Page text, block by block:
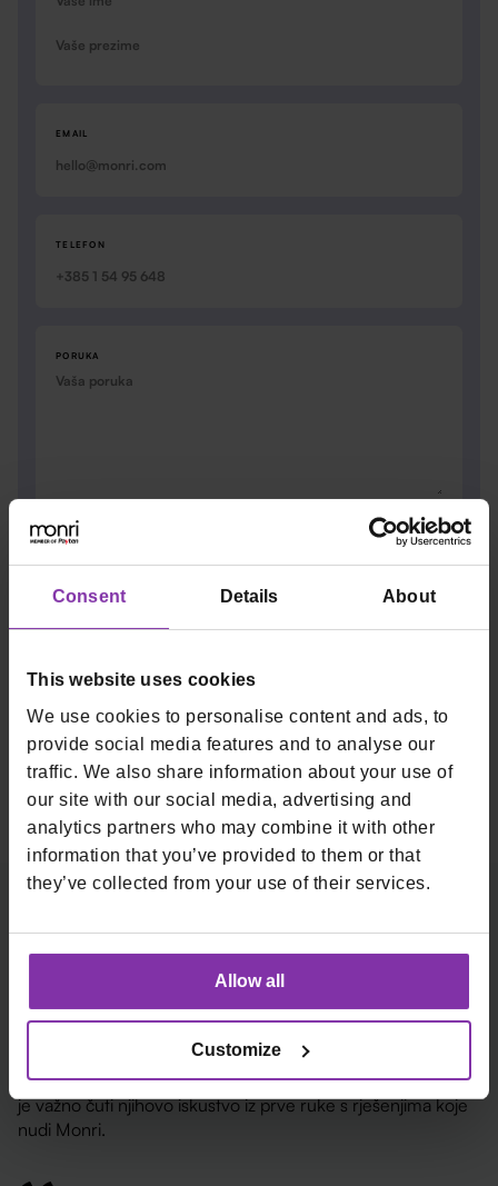
Consent Details About
This website uses cookies
We use cookies to personalise content and ads, to
provide social media features and to analyse our
traffic. We also share information about your use of
our site with our social media, advertising and
analytics partners who may combine it with other
information that you’ve provided to them or that
they’ve collected from your use of their services.
Allow all
Customize
EMAIL
TELEFON
PORUKA
Consent
telefonski broj za sve svrhe istaknute u
Newsletter
Da, želim biti u toku s vašim najnovijim vijestima
Iskustvo naših
korisnika skioscima
S našim klijentima smo u aktivnoj komunkaciji i uvijek nam
je važno čuti njihovo iskustvo iz prve ruke s rješenjima koje
nudi Monri.